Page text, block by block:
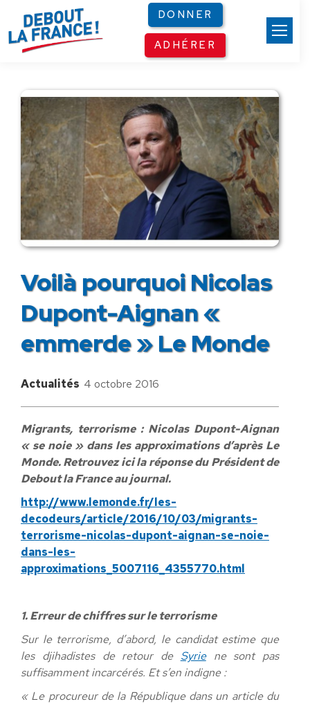
DONNER
ADHÉRER
Voilà pourquoi Nicolas
Dupont-Aignan «
emmerde » Le Monde
Actualités 4 octobre 2016
Migrants, terrorisme : Nicolas Dupont-Aignan
« se noie » dans les approximations d’après Le
Monde. Retrouvez ici la réponse du Président de
Debout la France au journal.
http://www.lemonde.fr/les-
decodeurs/article/2016/10/03/migrants-
terrorisme-nicolas-dupont-aignan-se-noie-
dans-les-
approximations_5007116_4355770.html
1. Erreur de chiffres sur le terrorisme
Sur le terrorisme, d’abord, le candidat estime que
les djihadistes de retour de Syriene sont pas
suffisamment incarcérés. Et s’en indigne :
« Le procureur de la République dans un article du
Panneau de gestion des cookies